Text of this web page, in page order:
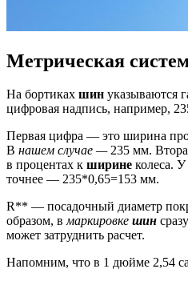
Метрическая
На бортиках шин указываются
цифровая надпись, например,
Первая цифра — это ширина
В нашем случае —235 мм.
в процентах к ширине колеса.
точнее — 235*0,65=153 мм.
R** — посадочный диаметр
образом, вмаркировке шин
может затруднить расчет.
Напомним, что в 1 дюйме 2,54